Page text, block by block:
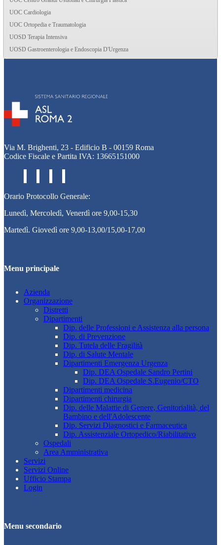
UOC Cardiologia
UOC Ortopedia e Traumatologia
UOSD Terapia Intensiva
UOSD Gastroenterologia e Endoscopia D'Urgenza
Via M. Brighenti, 23 - Edificio B - 00159 Roma
Codice Fiscale e Partita IVA: 13665151000
Orario Protocollo Generale:
Lunedì, Mercoledì, Venerdì ore 9,00-15,30
Martedì. Giovedì ore 9,00-13,00/15,00-17,00
Menu principale
Azienda
Organizzazione
Distretti
Dipartimenti
Dip. delle Professioni e Assistenza alla persona
Dip. di Prevenzione
Dip. Tutela delle Fragilità
Dip. di Salute Mentale
Dipartimenti Emergenza Urgenza
Dip. DEA Ospedale Sandro Pertini
Dip. DEA Ospedale S.Eugenio/CTO
Dipartimenti medicina
Dipartimenti chirurgia
Dip. delle Malattie di Genere, Genitorialità, del
Bambino e dell'Adolescente
Dip. Servizi Diagnostici e Farmaceutica
Dip. Assistenziale Ortopedico/Riabilitativo
Ospedali
Area Amministrativa
Servizi
Servizi Online
Ufficio Stampa
Login
Menu secondario